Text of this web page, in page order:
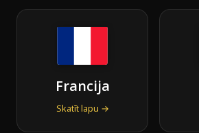
Francija
Skatīt lapu →